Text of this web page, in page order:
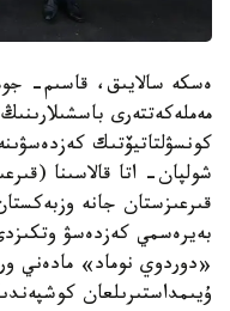
ەسكە سالايىق، قاسىم-
شولپان- اتا قالاسىنا
قىرعىزستان جانە
بەيرەسمي كەزدەسۋ
«دوردوي نوماد» مادەني
ۇيىمداستىرىلعان